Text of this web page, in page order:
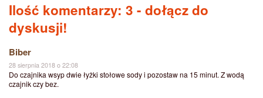
Ilość komentarzy: 3 - dołącz do
dyskusji!
Biber
28 sierpnia 2018 o 22:08
Do czajnika wsyp dwie łyżki stołowe sody i pozostaw na 15 minut. Z wodą
czajnik czy bez.